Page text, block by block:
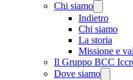
Chi siamo
Indietro
Chi siamo
La storia
Missione e
Il Gruppo BCC
Dove siamo